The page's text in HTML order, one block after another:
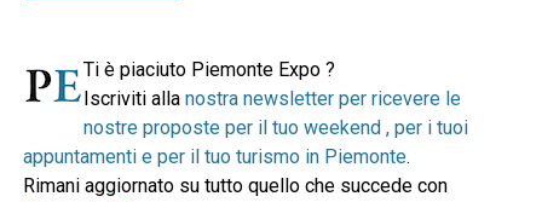
Ti è piaciuto Piemonte Expo ?
Iscriviti alla nostra newsletter per ricevere le
nostre proposte per il tuo weekend , per i tuoi
appuntamenti e per il tuo turismo in Piemonte.
Rimani aggiornato su tutto quello che succede con